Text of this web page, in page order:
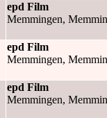
epd Film
Memmingen,
epd Film
Memmingen,
epd Film
Memmingen,